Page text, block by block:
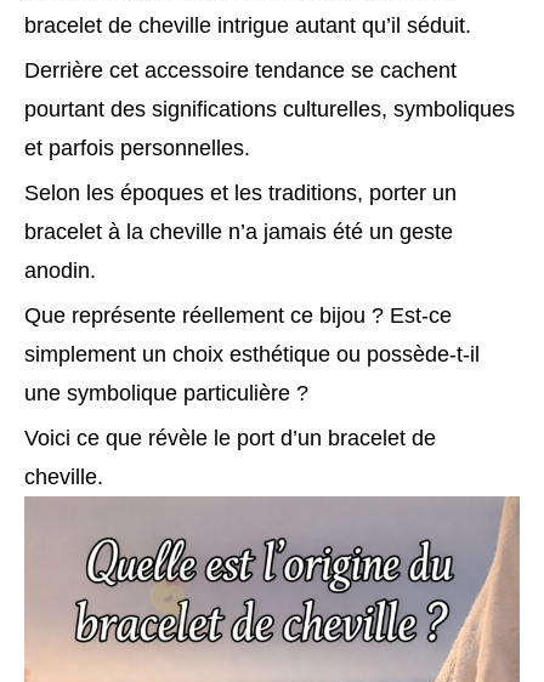
bracelet de cheville intrigue autant qu’il séduit.
Derrière cet accessoire tendance se cachent
pourtant des significations culturelles, symboliques
et parfois personnelles.
Selon les époques et les traditions, porter un
bracelet à la cheville n’a jamais été un geste
anodin.
Que représente réellement ce bijou ? Est-ce
simplement un choix esthétique ou possède-t-il
une symbolique particulière ?
Voici ce que révèle le port d’un bracelet de
cheville.